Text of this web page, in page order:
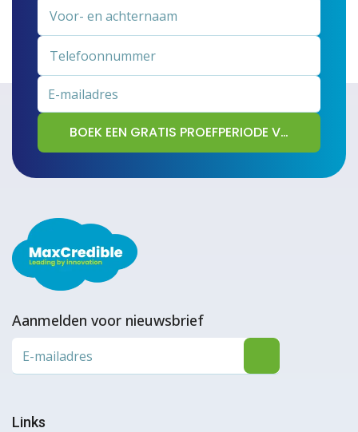
Aanmelden voor nieuwsbrief
Links